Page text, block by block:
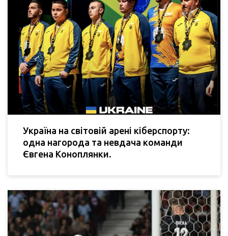
Україна на світовій арені кіберспорту:
одна нагорода та невдача команди
Євгена Коноплянки.